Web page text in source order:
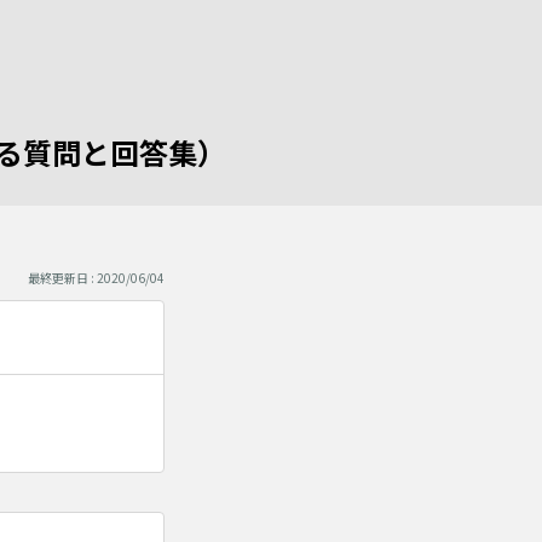
問と回答集）
最終更新日 : 2020/06/04